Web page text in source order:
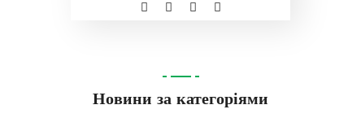
Новини за категоріями